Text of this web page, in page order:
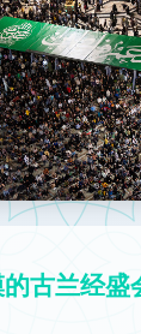
古兰经